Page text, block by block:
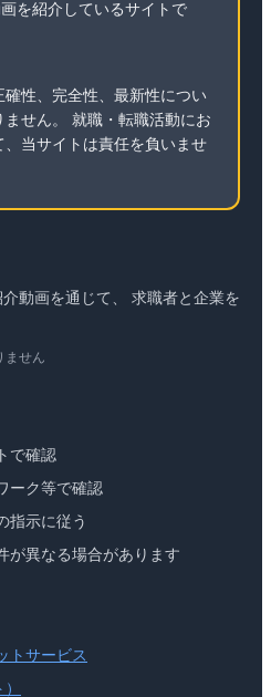
を紹介しているサイトで
性、完全性、最新性につい
せん。 就職・転職活動にお
当サイトは責任を負いませ
動画を通じて、 求職者と企業を
ません
で確認
ーク等で確認
指示に従う
が異なる場合があります
トサービス